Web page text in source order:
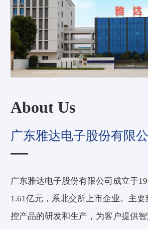
About Us
广东雅达电子股份有限公
广东雅达电子股份有限公司成立于
1.61亿元，系北交所上市企业。主要
控产品的研发和生产，为客户提供